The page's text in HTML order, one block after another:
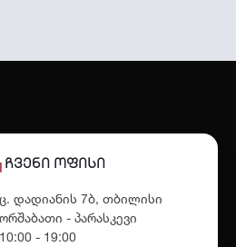
ჩვენი ოფისი
ც. დადიანის 7ბ, თბილისი
ორშაბათი - პარასკევი
10:00 - 19:00